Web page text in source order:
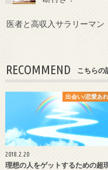
医者と高収入サラリーマン
RECOMMEND こちらの
出会い/恋愛あ
2018.2.20
理想の人をゲットするための超